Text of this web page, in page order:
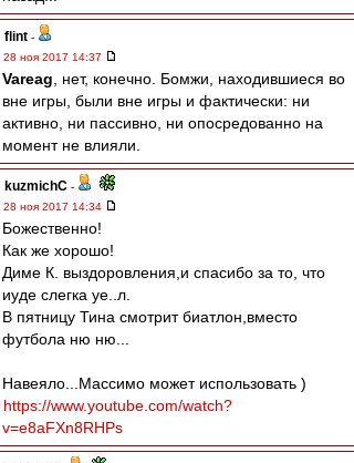
flint -
28 ноя 2017 14:37
Vareag , нет, конечно. Бомжи, находившиеся во
вне игры, были вне игры и фактически: ни
активно, ни пассивно, ни опосредованно на
момент не влияли.
kuzmichC -
28 ноя 2017 14:34
Божественно!
Как же хорошо!
Диме К. выздоровления,и спасибо за то, что
иуде слегка уе..л.
В пятницу Тина смотрит биатлон,вместо
футбола ню ню...
Навеяло...Массимо может использовать )
https://www.youtube.com/watch?
v=e8aFXn8RHPs